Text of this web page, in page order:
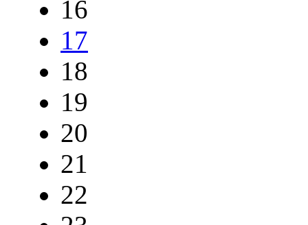
16
17
18
19
20
21
22